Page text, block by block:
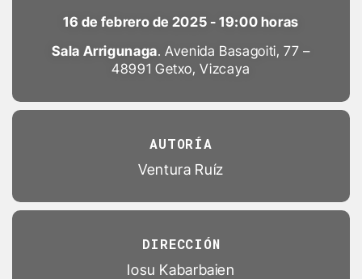
16 de febrero de 2025 - 19:00 horas
Sala Arrigunaga. Avenida Basagoiti, 77 –
48991 Getxo, Vizcaya
AUTORÍA
Ventura Ruíz
DIRECCIÓN
Iosu Kabarbaien